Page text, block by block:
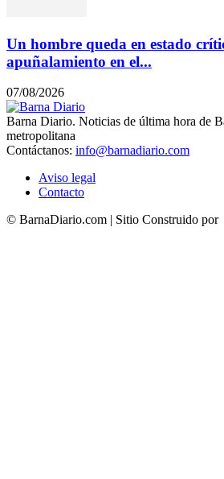
Un hombre queda en estado
apuñalamiento en el...
07/08/2026
Barna Diario. Noticias de última hora de
metropolitana
Contáctanos: info@barnadiario.com
Aviso legal
Contacto
© BarnaDiario.com | Sitio Construido por